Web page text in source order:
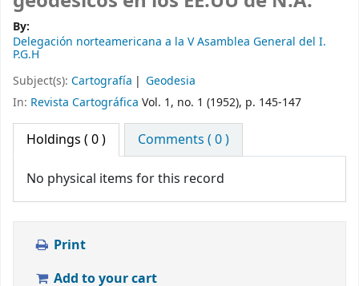
By:
Delegación norteamericana a la V Asamblea General del I.
P.G.H
Subject(s): Cartografía
Geodesia
In: Revista Cartográfica Vol. 1, no. 1 (1952), p. 145-147
Holdings ( 0 ) Comments ( 0 )
No physical items for this record
Print
Add to your cart